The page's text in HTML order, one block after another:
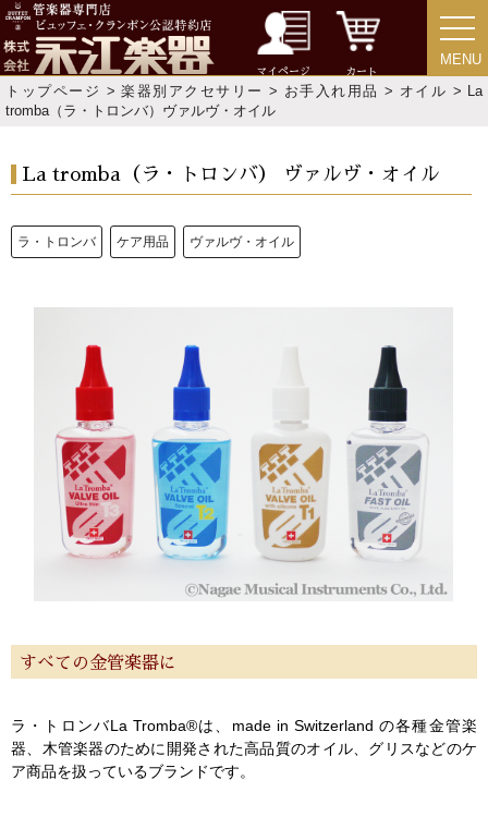
マイページ カート
MENU
MENU
トップページ > 楽器別アクセサリー > お手入れ用品 > オイル > La
tromba（ラ・トロンバ）ヴァルヴ・オイル
La tromba（ラ・トロンバ） ヴァルヴ・オイル
ラ・トロンバ ケア用品 ヴァルヴ・オイル
すべての金管楽器に
ラ・トロンバLa Tromba®は、made in Switzerland の各種金管楽
器、木管楽器のために開発された高品質のオイル、グリスなどのケ
ア商品を扱っているブランドです。
よくあるご質問 会社紹介
特定商取引法 プライバシー・ポリシー